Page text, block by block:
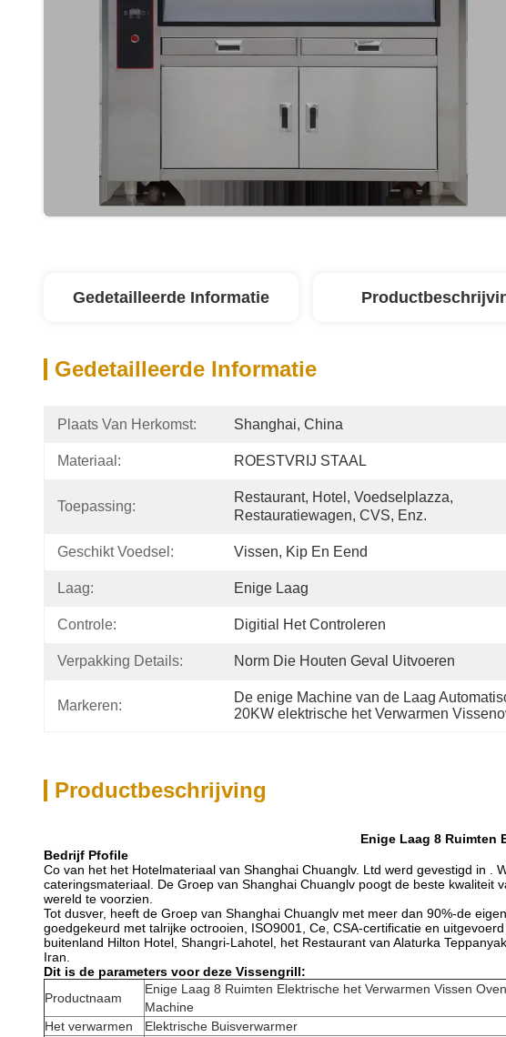
Gedetailleerde Informatie
Gedetailleerde Informatie
Plaats Van Herkomst: Shanghai, China
Materiaal: ROESTVRIJ STAAL
Toepassing:
Restaurant, Hotel, Voedselplazza,
Restauratiewagen, CVS, Enz.
Geschikt Voedsel: Vissen, Kip En Eend
Laag: Enige Laag
Controle: Digitial Het Controleren
Verpakking Details: Norm Die Houten Geval Uitvoeren
Markeren:
De enige Machine van de Laag
20KW elektrische het Verwarmen
Productbeschrijving
Enige Laag 8 Ruimten
Bedrijf Pfofile
Co van het het Hotelmateriaal van Shanghai Chuanglv. Ltd werd gevestigd in
cateringsmateriaal. De Groep van Shanghai Chuanglv poogt de beste
wereld te voorzien.
Tot dusver, heeft de Groep van Shanghai Chuanglv met meer dan 90%-de
goedgekeurd met talrijke octrooien, ISO9001, Ce, CSA-certificatie en
buitenland Hilton Hotel, Shangri-Lahotel, het Restaurant van Alaturka
Iran.
Dit is de parameters voor deze Vissengrill:
Productnaam
Enige Laag 8 Ruimten Elektrische het Verwarmen Vissen
Machine
Het verwarmen
Elektrische Buisverwarmer